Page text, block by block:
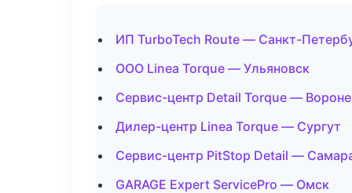
ИП TurboTech Route — Санкт-
ООО Linea Torque — Ульяновск
Сервис-центр Detail Torque —
Дилер-центр Linea Torque — Сургут
Сервис-центр PitStop Detail —
GARAGE Expert ServicePro — Омск